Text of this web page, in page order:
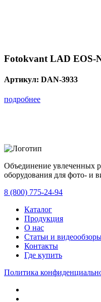
Fotokvant LAD EOS-
Артикул: DAN-3933
подробнее
Объединение увлеченных
оборудования для фото- и
8 (800) 775-24-94
Каталог
Продукция
О нас
Статьи и
Контакты
Где купить
Политика